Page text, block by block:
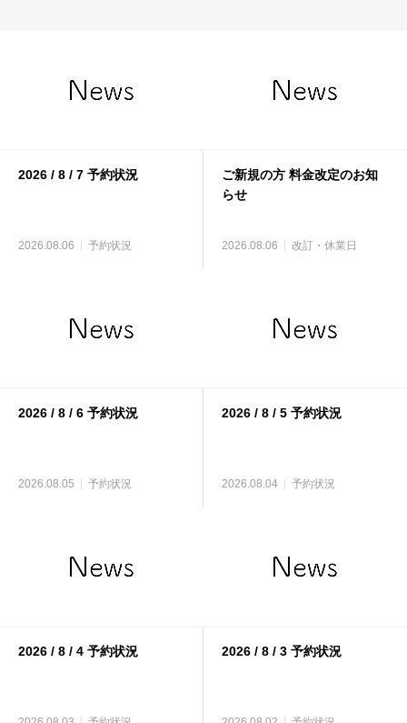
2026 / 8 / 7 予約状況
2026.08.06 予約状況
ご新規の方 料金改定のお知
らせ
2026.08.06 改訂・休業日
2026 / 8 / 6 予約状況
2026.08.05 予約状況
2026 / 8 / 5 予約状況
2026.08.04 予約状況
2026 / 8 / 4 予約状況 2026 / 8 / 3 予約状況